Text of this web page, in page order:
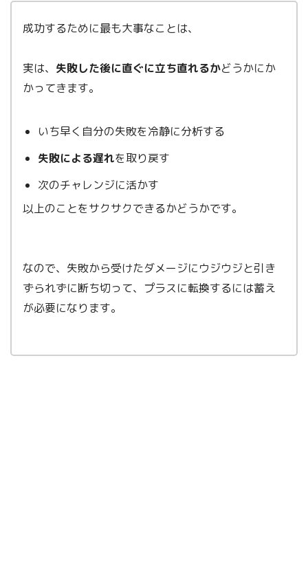
成功するために最も大事なことは、
実は、 失敗した後に直ぐに立ち直れるかどうかにか
かってきます。
いち早く自分の失敗を冷静に分析する
失敗による遅れを取り戻す
次のチャレンジに活かす
以上のことをサクサクできるかどうかです。
なので、失敗から受けたダメージにウジウジと引き
ずられずに断ち切って、プラスに転換するには蓄え
が必要になります。